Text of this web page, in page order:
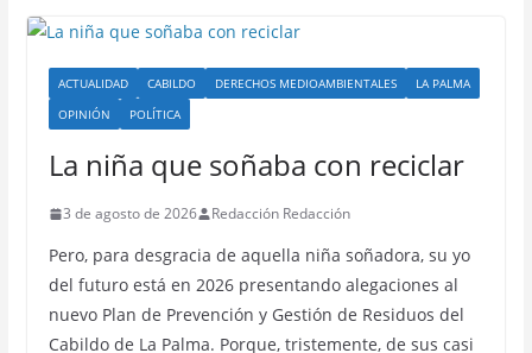
ACTUALIDAD CABILDO DERECHOS MEDIOAMBIENTALES
LA PALMA
OPINIÓN
POLÍTICA
La niña que soñaba con reciclar
3 de agosto de 2026 Redacción Redacción
Pero, para desgracia de aquella niña soñadora, su yo
del futuro está en 2026 presentando alegaciones al
nuevo Plan de Prevención y Gestión de Residuos del
Cabildo de La Palma. Porque, tristemente, de sus casi